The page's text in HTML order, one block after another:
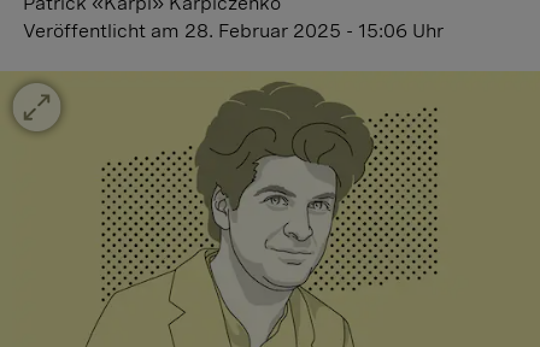
Veröffentlicht am 28. Februar 2025 - 15:06 Uhr